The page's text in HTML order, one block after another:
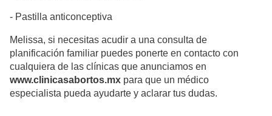
- Pastilla anticonceptiva
Melissa, si necesitas acudir a una consulta de
planificación familiar puedes ponerte en contacto con
cualquiera de las clínicas que anunciamos en
www.clinicasabortos.mx para que un médico
especialista pueda ayudarte y aclarar tus dudas.